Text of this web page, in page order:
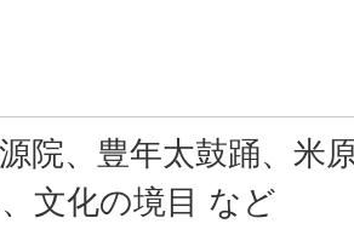
院、豊年太鼓踊、米
文化の境目 など